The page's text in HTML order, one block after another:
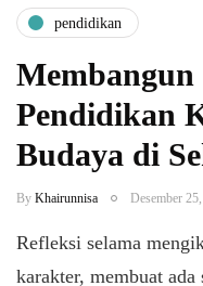
pendidikan
Membangun
Pendidikan
Budaya di
By Khairunnisa Desember
Refleksi selama
karakter, membuat